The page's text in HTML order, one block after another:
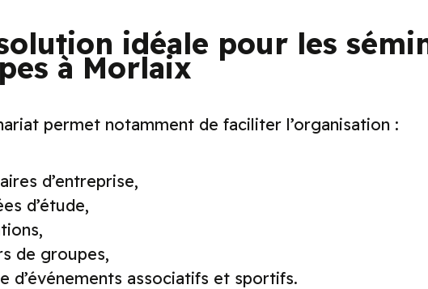
idéale pour les
à Morlaix
permet notamment de faciliter l’organisation :
d’entreprise,
d’étude,
de groupes,
d’événements associatifs et sportifs.